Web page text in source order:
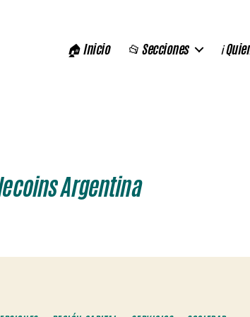
🏠 Inicio 📂 Secciones ℹ️
Argentina
Categorías